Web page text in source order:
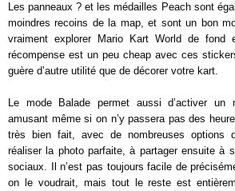
Les panneaux ? et les médailles Peach sont
moindres recoins de la map, et sont un bon
vraiment explorer Mario Kart World de
récompense est un peu cheap avec ces
guère d’autre utilité que de décorer votre kart.
Le mode Balade permet aussi d’activer un
amusant même si on n’y passera pas des
très bien fait, avec de nombreuses options
réaliser la photo parfaite, à partager ensuite à
sociaux. Il n’est pas toujours facile de
on le voudrait, mais tout le reste est